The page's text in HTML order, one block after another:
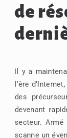
de
Il y a
l’ère
des
devenant
secteur. Armé
scanne un